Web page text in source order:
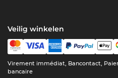
Veilig winkelen
Virement immédiat, Bancontact,
bancaire